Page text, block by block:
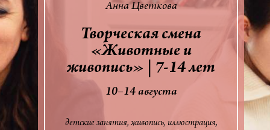
Анна Цветкова
Творческая смена
«Животные и
живопись» | 7-14 лет
10–14 августа
детские занятия живопись иллюстрация